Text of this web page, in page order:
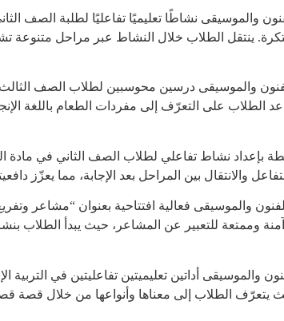
ينتقل الطلاب خلال النشاط عبر مراحل متنوعة
والموسيقى درسين محوسبين لطلاب الصف
الطلاب على التعرّف إلى مفردات الطعام باللغة
بإعداد نشاط تفاعلي لطلاب الصف الثاني في مادة
والانتقال بين المراحل بعد الإجابة، مما يعزّز
والموسيقى فعالية افتتاحية بعنوان “مشاعر
وممتعة للتعبير عن المشاعر، حيث يبدأ الطلاب
والموسيقى أداتين تعليميتين تفاعليتين في
يتعرّف الطلاب إلى معناها وأنواعها من خلال قصة